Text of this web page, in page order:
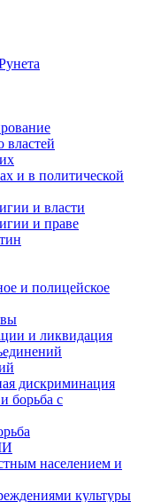
властей
и в политической
и власти
и праве
и полицейское
и ликвидация
дискриминация
борьба с
населением и
культуры